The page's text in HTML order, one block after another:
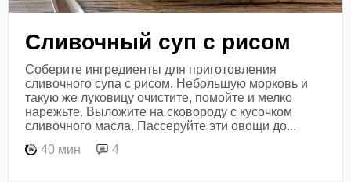
Сливочный суп с рисом
Соберите ингредиенты для приготовления
сливочного супа с рисом. Небольшую морковь и
такую же луковицу очистите, помойте и мелко
нарежьте. Выложите на сковороду с кусочком
сливочного масла. Пассеруйте эти овощи до...
40 мин
4